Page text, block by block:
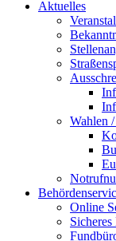
Aktuelles
Wahlen
Online